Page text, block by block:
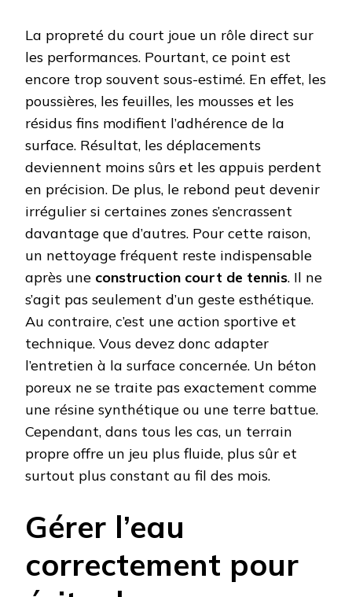
La propreté du court joue un rôle direct sur
les performances. Pourtant, ce point est
encore trop souvent sous-estimé. En effet, les
poussières, les feuilles, les mousses et les
résidus fins modifient l’adhérence de la
surface. Résultat, les déplacements
deviennent moins sûrs et les appuis perdent
en précision. De plus, le rebond peut devenir
irrégulier si certaines zones s’encrassent
davantage que d’autres. Pour cette raison,
un nettoyage fréquent reste indispensable
après une construction court de tennis. Il ne
s’agit pas seulement d’un geste esthétique.
Au contraire, c’est une action sportive et
technique. Vous devez donc adapter
l’entretien à la surface concernée. Un béton
poreux ne se traite pas exactement comme
une résine synthétique ou une terre battue.
Cependant, dans tous les cas, un terrain
propre offre un jeu plus fluide, plus sûr et
surtout plus constant au fil des mois.
Gérer l’eau
correctement pour